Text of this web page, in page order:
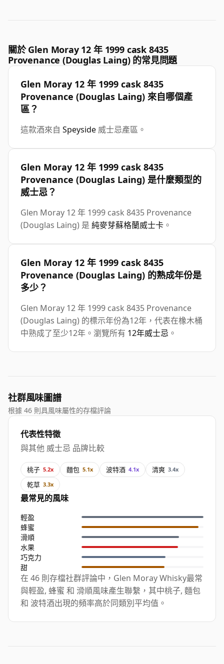
關於 Glen Moray 12 年 1999 cask 8435
Provenance (Douglas Laing) 的常見問題
Glen Moray 12 年 1999 cask 8435
Provenance (Douglas Laing) 來自哪個產
區？
這款酒來自 Speyside 威士忌產區。
Glen Moray 12 年 1999 cask 8435
Provenance (Douglas Laing) 是什麼類型的
威士忌？
Glen Moray 12 年 1999 cask 8435 Provenance
(Douglas Laing) 是 純麥芽蘇格蘭威士卡 。
Glen Moray 12 年 1999 cask 8435
Provenance (Douglas Laing) 的熟成年份是
多少？
Glen Moray 12 年 1999 cask 8435 Provenance
(Douglas Laing) 的標示年份為12年，代表在橡木桶
中熟成了至少12年。瀏覽所有 12年威士忌 。
社群風味圖譜
根據 46 則具風味屬性的存檔評論
代表性特徵
與其他 威士忌 品牌比較
桃子 5.2x 麵包 5.1x 波特酒 4.1x 清爽 3.4x
乾草 3.3x
最常見的風味
輕盈
蜂蜜
滑順
水果
巧克力
甜
在 46 則存檔社群評論中，Glen Moray Whisky最常
與輕盈, 蜂蜜 和 滑順風味產生聯繫，其中桃子, 麵包
和 波特酒出現的頻率高於同類別平均值。